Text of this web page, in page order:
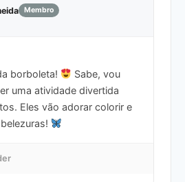
Membro
borboleta!
Sabe, vou
uma atividade divertida
Eles vão adorar colorir e